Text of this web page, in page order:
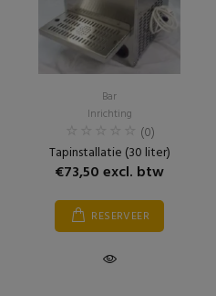
Bar
Inrichting
(0)
Tapinstallatie (30 liter)
€73,50 excl. btw
RESERVEER